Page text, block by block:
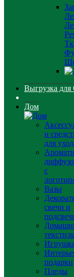
Выгрузка для
Дом
и
для
с
Вазы
свечи и
текстиль
подарки
Пледы